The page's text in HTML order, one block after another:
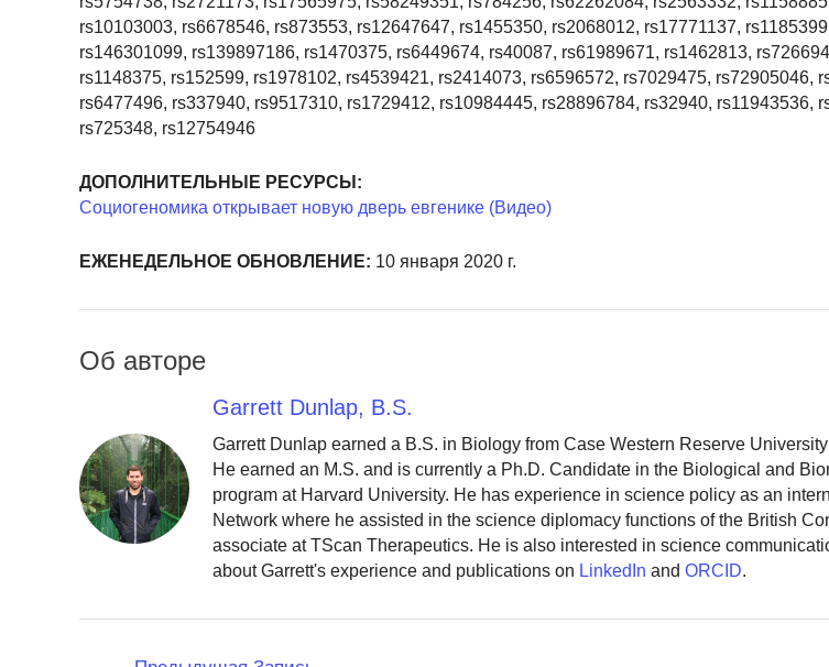
rs10103003, rs6678546, rs873553, rs12647647, rs1455350, rs2068012, rs17771137,
rs146301099, rs139897186, rs1470375, rs6449674, rs40087, rs61989671, rs1462813,
rs1148375, rs152599, rs1978102, rs4539421, rs2414073, rs6596572, rs7029475, rs72905046,
rs6477496, rs337940, rs9517310, rs1729412, rs10984445, rs28896784, rs32940, rs11943536,
rs725348, rs12754946
ДОПОЛНИТЕЛЬНЫЕ РЕСУРСЫ:
Социогеномика открывает новую дверь евгенике (Видео)
ЕЖЕНЕДЕЛЬНОЕ ОБНОВЛЕНИЕ: 10 января 2020 г.
Об авторе
Garrett Dunlap, B.S.
Garrett Dunlap earned a B.S. in Biology from Case Western Reserve
He earned an M.S. and is currently a Ph.D. Candidate in the Biological and
program at Harvard University. He has experience in science policy as an
Network where he assisted in the science diplomacy functions of the British
associate at TScan Therapeutics. He is also interested in science
about Garrett's experience and publications on LinkedIn andORCID.